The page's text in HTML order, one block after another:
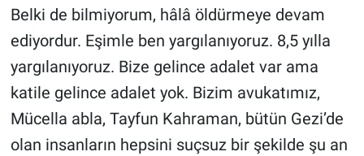
Belki de bilmiyorum, hâlâ öldürmeye devam
ediyordur. Eşimle ben yargılanıyoruz. 8,5 yılla
yargılanıyoruz. Bize gelince adalet var ama
katile gelince adalet yok. Bizim avukatımız,
Mücella abla, Tayfun Kahraman, bütün Gezi’de
olan insanların hepsini suçsuz bir şekilde şu an